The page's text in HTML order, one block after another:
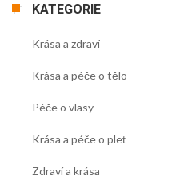
KATEGORIE
Krása a zdraví
Krása a péče o tělo
Péče o vlasy
Krása a péče o pleť
Zdraví a krása